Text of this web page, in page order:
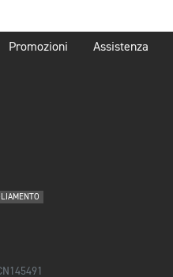
Promozioni Assistenza